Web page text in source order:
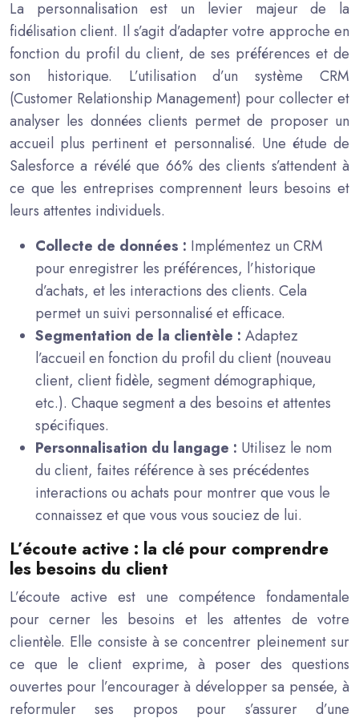
La personnalisation est un levier majeur de la
fidélisation client. Il s’agit d’adapter votre approche en
fonction du profil du client, de ses préférences et de
son historique. L’utilisation d’un système CRM
(Customer Relationship Management) pour collecter et
analyser les données clients permet de proposer un
accueil plus pertinent et personnalisé. Une étude de
Salesforce a révélé que 66% des clients s’attendent à
ce que les entreprises comprennent leurs besoins et
leurs attentes individuels.
Collecte de données : Implémentez un CRM
pour enregistrer les préférences, l’historique
d’achats, et les interactions des clients. Cela
permet un suivi personnalisé et efficace.
Segmentation de la clientèle : Adaptez
l’accueil en fonction du profil du client (nouveau
client, client fidèle, segment démographique,
etc.). Chaque segment a des besoins et attentes
spécifiques.
Personnalisation du langage : Utilisez le nom
du client, faites référence à ses précédentes
interactions ou achats pour montrer que vous le
connaissez et que vous vous souciez de lui.
L’écoute active : la clé pour comprendre
les besoins du client
L’écoute active est une compétence fondamentale
pour cerner les besoins et les attentes de votre
clientèle. Elle consiste à se concentrer pleinement sur
ce que le client exprime, à poser des questions
ouvertes pour l’encourager à développer sa pensée, à
reformuler ses propos pour s’assurer d’une